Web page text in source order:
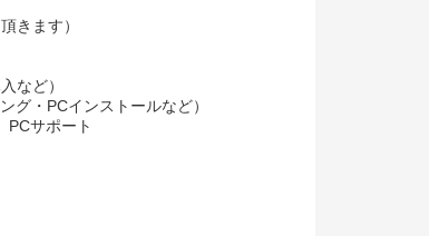
きます）
など）
グ・PCインストールなど）
PCサポート